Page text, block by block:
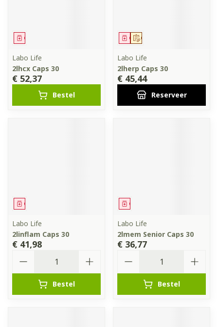
Geneesmiddel
Labo Life
2lhcx Caps 30
€ 52,37
Bestel
Op voorschrift
Geneesmiddel
Labo Life
2lherp Caps 30
€ 45,44
Reserveer
Geneesmiddel
Labo Life
2linflam Caps 30
€ 41,98
Bestel
Geneesmiddel
Labo Life
2lmem Senior Caps 30
€ 36,77
Bestel